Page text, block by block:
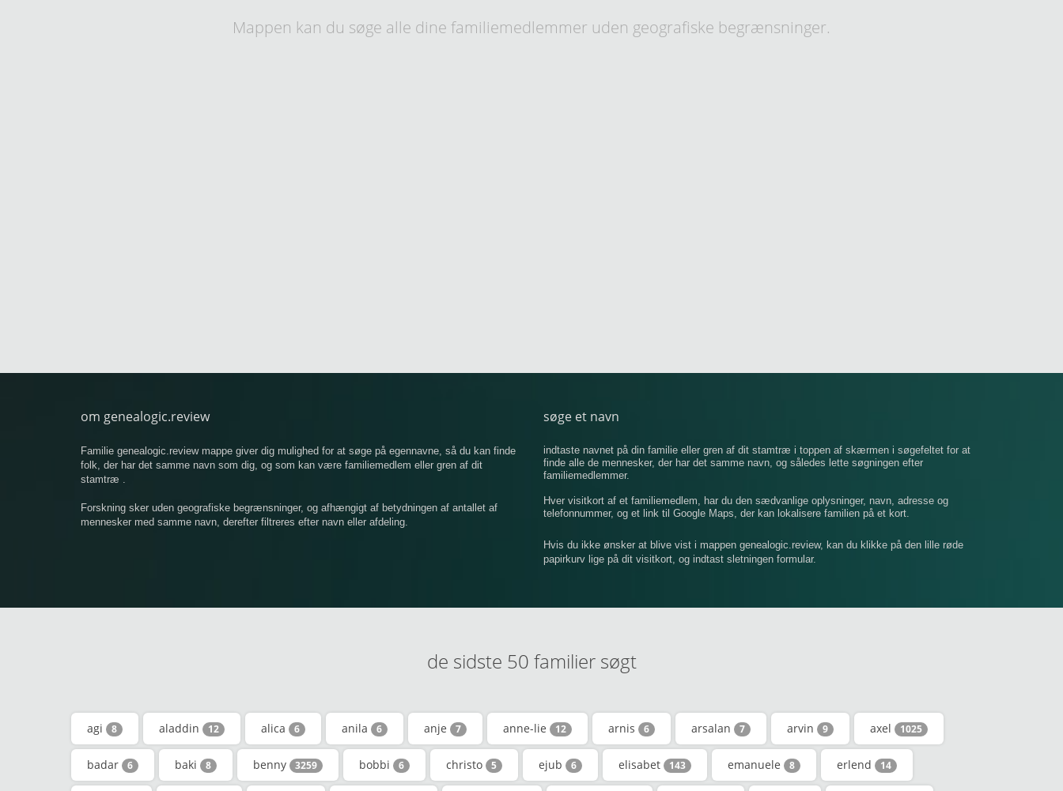
Mappen kan du søge alle dine familiemedlemmer uden geografiske begrænsninger.
om genealogic.review
Familie genealogic.review mappe giver dig mulighed for at søge på egennavne, så du kan finde
folk, der har det samme navn som dig, og som kan være familiemedlem eller gren af ​​dit
stamtræ .
Forskning sker uden geografiske begrænsninger, og afhængigt af betydningen af ​​antallet af
mennesker med samme navn, derefter filtreres efter navn eller afdeling.
søge et navn
indtaste navnet på din familie eller gren af ​​dit stamtræ i toppen af ​​skærmen i søgefeltet for at
finde alle de mennesker, der har det samme navn, og således lette søgningen efter
familiemedlemmer.
Hver visitkort af et familiemedlem, har du den sædvanlige oplysninger, navn, adresse og
telefonnummer, og et link til Google Maps, der kan lokalisere familien på et kort.
Hvis du ikke ønsker at blive vist i mappen genealogic.review, kan du klikke på den lille røde
papirkurv lige på dit visitkort, og indtast sletningen formular.
de sidste 50 familier søgt
agi 8 aladdin 12 alica 6 anila 6 anje 7 anne-lie 12 arnis 6 arsalan 7 arvin 9 axel 1025
badar 6 baki 8 benny 3259 bobbi 6 christo 5 ejub 6 elisabet 143 emanuele 8 erlend 14